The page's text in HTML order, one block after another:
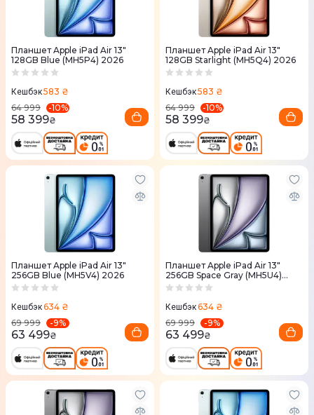
Планшет Apple iPad Air 13"
128GB Blue (MH5P4) 2026
Кешбэк583 ₴
64 999
-10%
58 399₴
Планшет Apple iPad Air 13"
128GB Starlight (MH5Q4) 2026
Кешбэк583 ₴
64 999
-10%
58 399₴
Планшет Apple iPad Air 13"
256GB Blue (MH5V4) 2026
Кешбэк634 ₴
69 999
-9%
63 499₴
Планшет Apple iPad Air 13"
256GB Space Gray (MH5U4)
2026
Кешбэк634 ₴
69 999
-9%
63 499₴